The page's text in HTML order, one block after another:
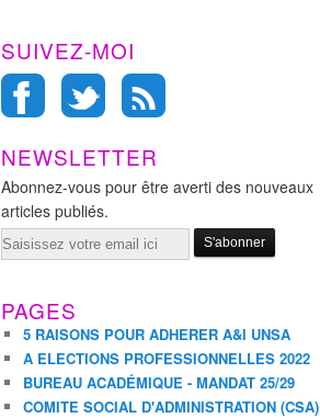
SUIVEZ-MOI
NEWSLETTER
Abonnez-vous pour être averti des nouveaux
articles publiés.
Email
PAGES
5 RAISONS POUR ADHERER A&I UNSA
A ELECTIONS PROFESSIONNELLES 2022
BUREAU ACADÉMIQUE - MANDAT 25/29
COMITE SOCIAL D'ADMINISTRATION (CSA)